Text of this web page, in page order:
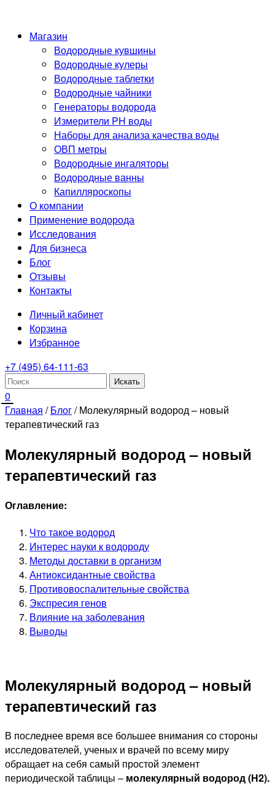
Магазин
Водородные кувшины
Водородные кулеры
Водородные таблетки
Водородные чайники
Генераторы водорода
Измерители PH воды
Наборы для анализа качества воды
ОВП метры
Водородные ингаляторы
Водородные ванны
Капилляроскопы
О компании
Применение водорода
Исследования
Для бизнеса
Блог
Отзывы
Контакты
Личный кабинет
Корзина
Избранное
+7 (495) 64-111-63
0
Главная /Блог/Молекулярный водород – новый
терапевтический газ
Молекулярный водород – новый
терапевтический газ
Оглавление:
Что такое водород
Интерес науки к водороду
Методы доставки в организм
Антиоксидантные свойства
Противовоспалительные свойства
Экспресия генов
Влияние на заболевания
Выводы
Молекулярный водород – новый
терапевтический газ
В последнее время все большее внимания со стороны
исследователей, ученых и врачей по всему миру
обращает на себя самый простой элемент
периодической таблицы – молекулярный водород (Н2).